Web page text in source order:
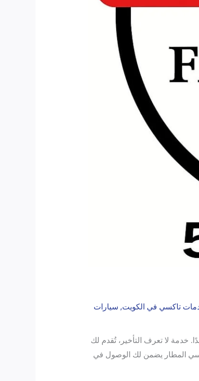
تاكسي في الكويت, سيارات
خدمة لا تعرف التأخير، تُقدم لك
المطار يضمن لك الوصول في